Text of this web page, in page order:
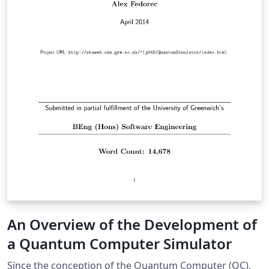
An Overview of the Development of
a Quantum Computer Simulator
Since the conception of the Quantum Computer (QC),